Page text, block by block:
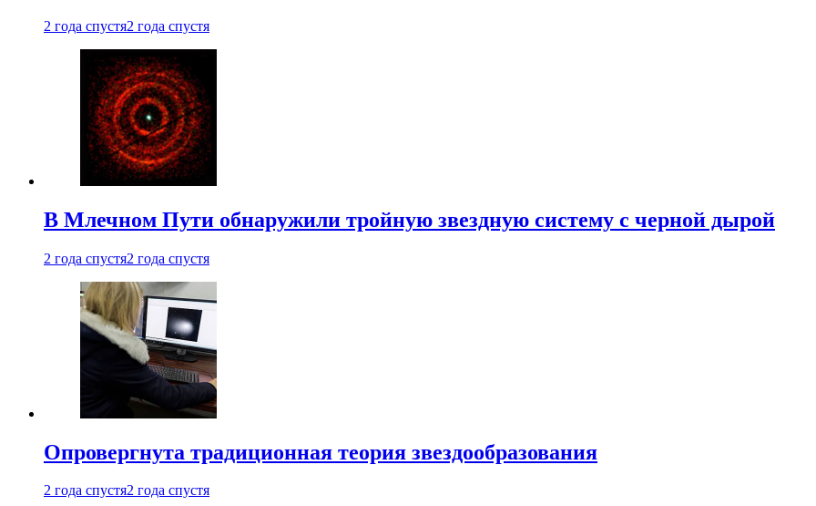
2 года спустя2 года спустя
В Млечном Пути обнаружили тройную звездную систему с черной дырой
2 года спустя2 года спустя
Опровергнута традиционная теория звездообразования
2 года спустя2 года спустя